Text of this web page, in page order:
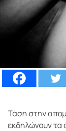
Τάση στην
εκδηλώνουν τα